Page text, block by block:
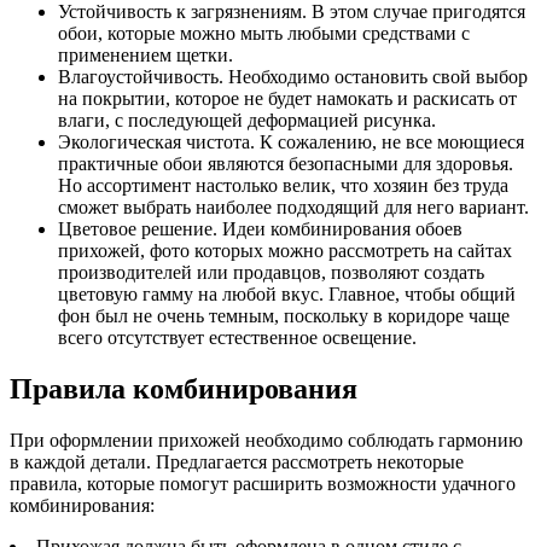
Устойчивость к загрязнениям. В этом случае пригодятся
обои, которые можно мыть любыми средствами с
применением щетки.
Влагоустойчивость. Необходимо остановить свой выбор
на покрытии, которое не будет намокать и раскисать от
влаги, с последующей деформацией рисунка.
Экологическая чистота. К сожалению, не все моющиеся
практичные обои являются безопасными для здоровья.
Но ассортимент настолько велик, что хозяин без труда
сможет выбрать наиболее подходящий для него вариант.
Цветовое решение. Идеи комбинирования обоев
прихожей, фото которых можно рассмотреть на сайтах
производителей или продавцов, позволяют создать
цветовую гамму на любой вкус. Главное, чтобы общий
фон был не очень темным, поскольку в коридоре чаще
всего отсутствует естественное освещение.
Правила комбинирования
При оформлении прихожей необходимо соблюдать гармонию
в каждой детали. Предлагается рассмотреть некоторые
правила, которые помогут расширить возможности удачного
комбинирования: